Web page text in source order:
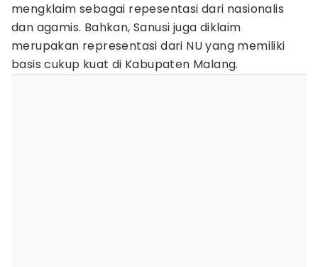
mengklaim sebagai repesentasi dari nasionalis
dan agamis. Bahkan, Sanusi juga diklaim
merupakan representasi dari NU yang memiliki
basis cukup kuat di Kabupaten Malang.